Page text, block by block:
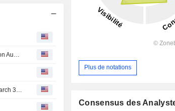
Tranche Update on KE Holdings Inc.'s Equity Buyback Plan announced on August 23, 2022.
KE Holdings Inc. Reports Earnings Results for the First Quarter Ended March 31, 2026
Plus de notations
Consensus des